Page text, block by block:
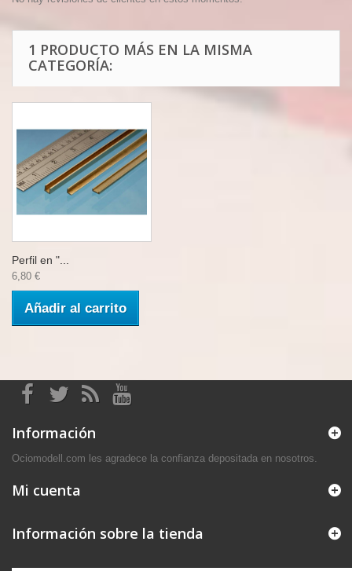
1 PRODUCTO MÁS EN LA MISMA
CATEGORÍA:
Perfil en "...
6,80 €
Añadir al carrito
Información
Ociomodell.com les agradece la confianza depositada en nosotros.
Mi cuenta
Información sobre la tienda